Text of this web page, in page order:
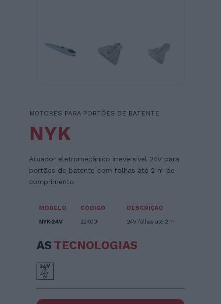
MOTORES PARA PORTÕES DE BATENTE
NYK
Atuador eletromecânico irreversível 24V para
portões de batente com folhas até 2 m de
comprimento
MODELO CÓDIGO
DESCRIÇÃO
NYK-24V
22K001 24V folhas até 2 m
AS TECNOLOGIAS